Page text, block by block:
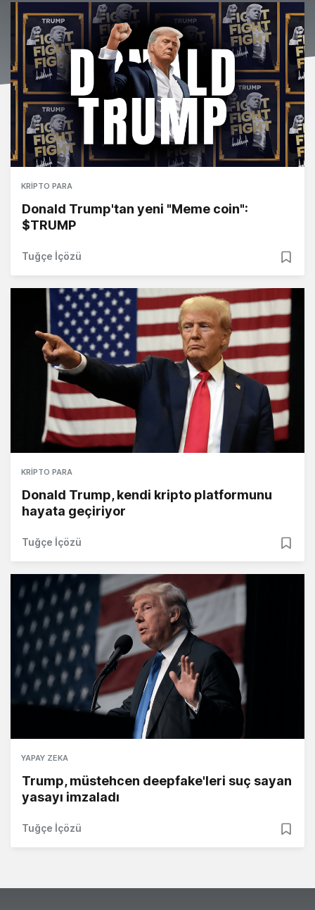
KRIPTO PARA
Donald Trump'tan yeni "Meme coin":
$TRUMP
Tuğçe İçözü
KRIPTO PARA
Donald Trump, kendi kripto platformunu
hayata geçiriyor
Tuğçe İçözü
YAPAY ZEKA
Trump, müstehcen deepfake'leri suç sayan
yasayı imzaladı
Tuğçe İçözü